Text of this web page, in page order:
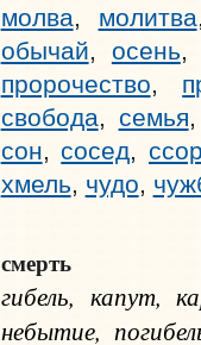
молва, молитва
обычай, осень
пророчество,
свобода, семья
сон, сосед,
хмель, чудо,
смерть
гибель, капут,
небытие,